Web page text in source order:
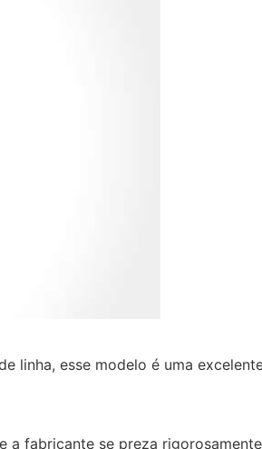
linha, esse modelo é uma
fabricante se preza